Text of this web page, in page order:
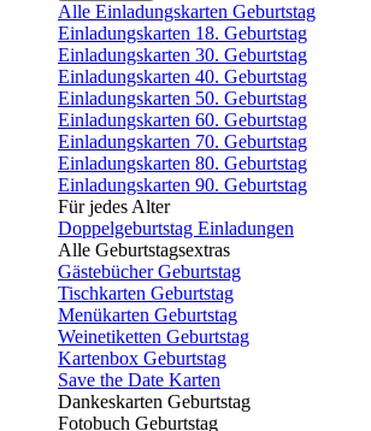
Alle Einladungskarten Geburtstag
Einladungskarten 18. Geburtstag
Einladungskarten 30. Geburtstag
Einladungskarten 40. Geburtstag
Einladungskarten 50. Geburtstag
Einladungskarten 60. Geburtstag
Einladungskarten 70. Geburtstag
Einladungskarten 80. Geburtstag
Einladungskarten 90. Geburtstag
Für jedes Alter
Doppelgeburtstag Einladungen
Alle Geburtstagsextras
Gästebücher Geburtstag
Tischkarten Geburtstag
Menükarten Geburtstag
Weinetiketten Geburtstag
Kartenbox Geburtstag
Save the Date Karten
Dankeskarten Geburtstag
Fotobuch Geburtstag